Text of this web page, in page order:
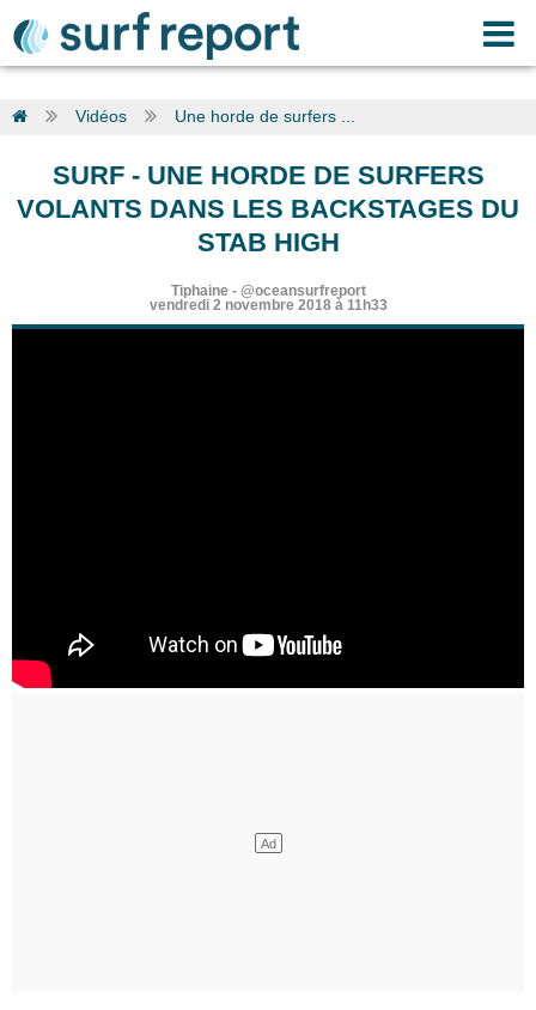
Vidéos Une horde de surfers ...
SURF- UNE HORDE DE SURFERS
VOLANTS DANS LES BACKSTAGES DU
STAB HIGH
Tiphaine- @oceansurfreport
vendredi 2 novembre 2018 à 11h33